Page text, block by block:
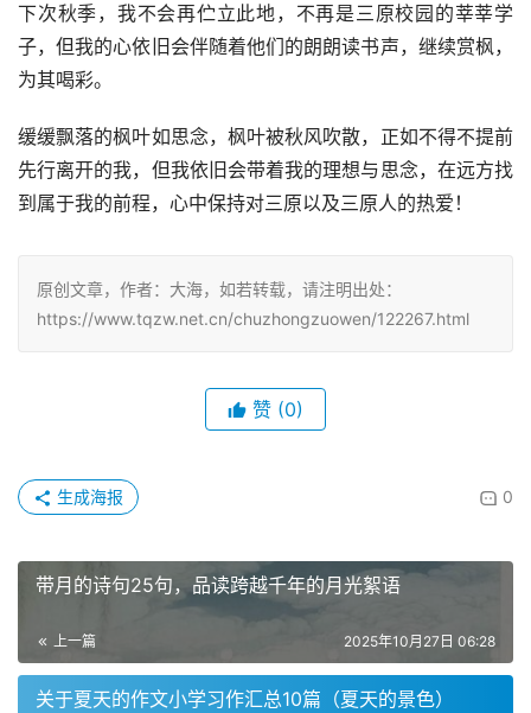
下次秋季，我不会再伫立此地，不再是三原校园的莘莘学
子，但我的心依旧会伴随着他们的朗朗读书声，继续赏枫，
为其喝彩。
缓缓飘落的枫叶如思念，枫叶被秋风吹散，正如不得不提前
先行离开的我，但我依旧会带着我的理想与思念，在远方找
到属于我的前程，心中保持对三原以及三原人的热爱！
原创文章，作者：大海，如若转载，请注明出处：
https://www.tqzw.net.cn/chuzhongzuowen/122267.html
赞 (0)
0
生成海报
带月的诗句25句，品读跨越千年的月光絮语
上一篇 2025年10月27日 06:28
关于夏天的作文小学习作汇总10篇（夏天的景色）